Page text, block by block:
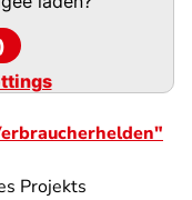
Projekts